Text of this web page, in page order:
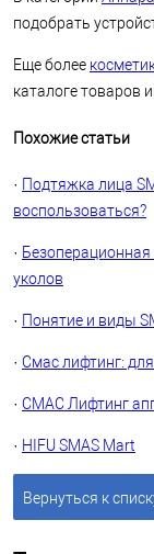
подобрать
Еще более
каталоге товаров
Похожие статьи
· Подтяжка лица
воспользоваться?
·
уколов
· Понятие и виды
· Смас лифтинг:
· СМАС Лифтинг
· HIFU SMAS Mart
Вернуться к